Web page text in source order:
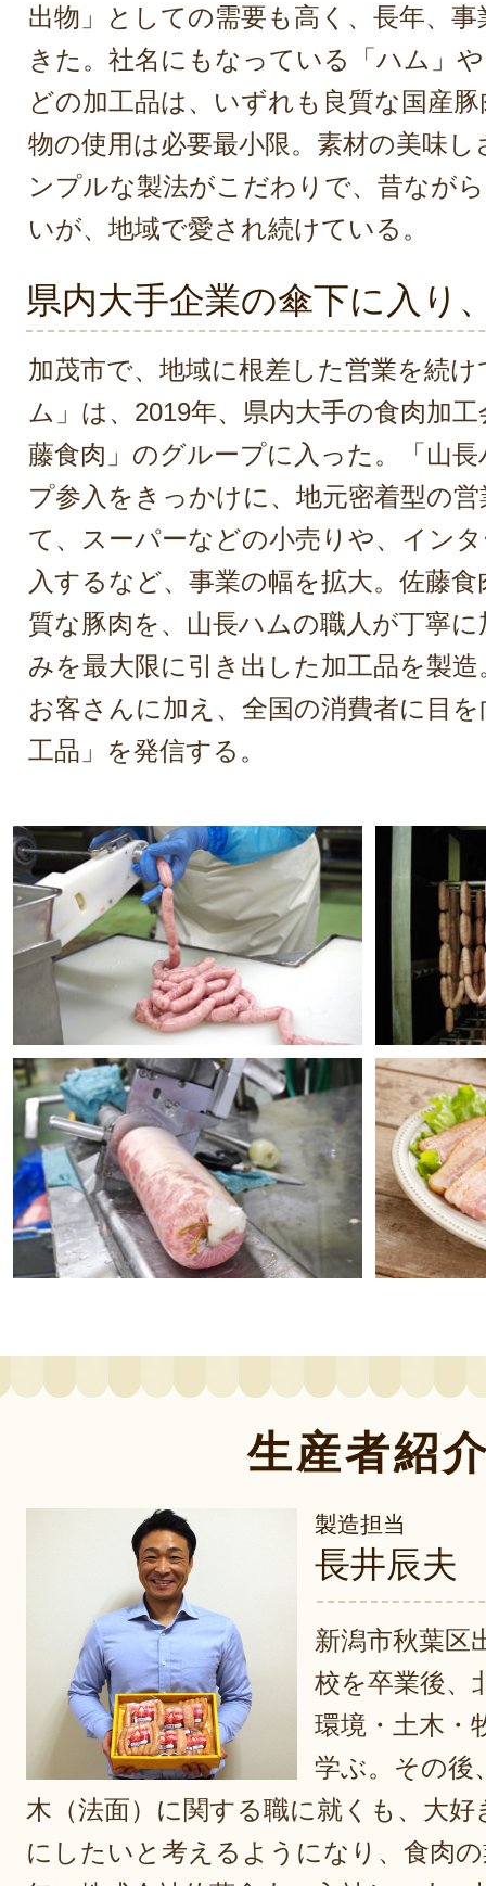
出物」としての需要も高く、長年、
きた。社名にもなっている「ハム」
どの加工品は、いずれも良質な国産
物の使用は必要最小限。素材の美味
ンプルな製法がこだわりで、昔なが
いが、地域で愛され続けている。
県内大手企業の傘下に入り
加茂市で、地域に根差した営業を続
ム」は、2019年、県内大手の食肉加
藤食肉」のグループに入った。「山
プ参入をきっかけに、地元密着型の
て、スーパーなどの小売りや、イン
入するなど、事業の幅を拡大。佐藤
質な豚肉を、山長ハムの職人が丁寧
みを最大限に引き出した加工品を製
お客さんに加え、全国の消費者に目
工品」を発信する。
生産者紹
製造担当
長井辰夫
新潟市秋葉区
校を卒業後、
環境・土木・
学ぶ。その後
木（法面）に関する職に就くも、大好
にしたいと考えるようになり、食肉